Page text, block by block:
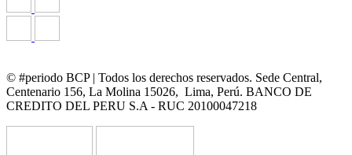
© #periodo BCP | Todos los derechos reservados. Sede Central,
Centenario 156, La Molina 15026, Lima, Perú. BANCO DE
CREDITO DEL PERU S.A - RUC 20100047218